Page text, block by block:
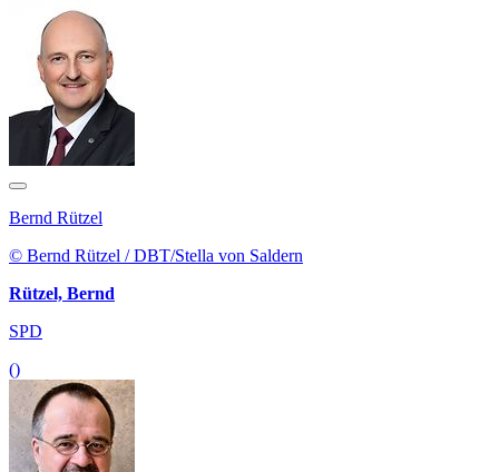
Bernd Rützel
© Bernd Rützel / DBT/Stella von Saldern
Rützel, Bernd
SPD
()